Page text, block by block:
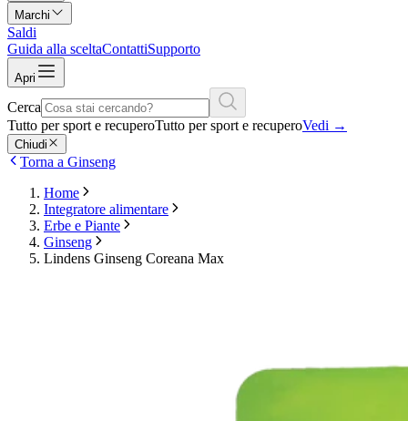
Marchi
Saldi
Guida alla sceltaContattiSupporto
Apri
Cerca
Tutto per sport e recuperoTutto per sport e recuperoVedi →
Chiudi
Torna a Ginseng
Home
Integratore alimentare
Erbe e Piante
Ginseng
Lindens Ginseng Coreana Max